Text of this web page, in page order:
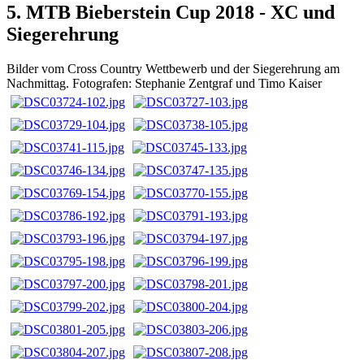
5. MTB Bieberstein Cup 2018 - XC und
Siegerehrung
Bilder vom Cross Country Wettbewerb und der Siegerehrung am
Nachmittag. Fotografen: Stephanie Zentgraf und Timo Kaiser